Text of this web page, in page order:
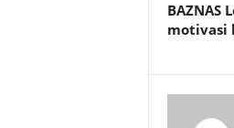
BAZNAS
motivasi